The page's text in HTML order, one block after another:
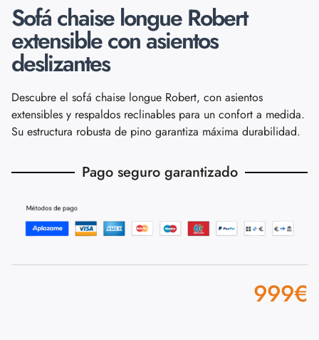
Sofá chaise longue Robert
extensible con asientos
deslizantes
Descubre el sofá chaise longue Robert, con asientos
extensibles y respaldos reclinables para un confort a medida.
Su estructura robusta de pino garantiza máxima durabilidad.
Pago seguro garantizado
999€